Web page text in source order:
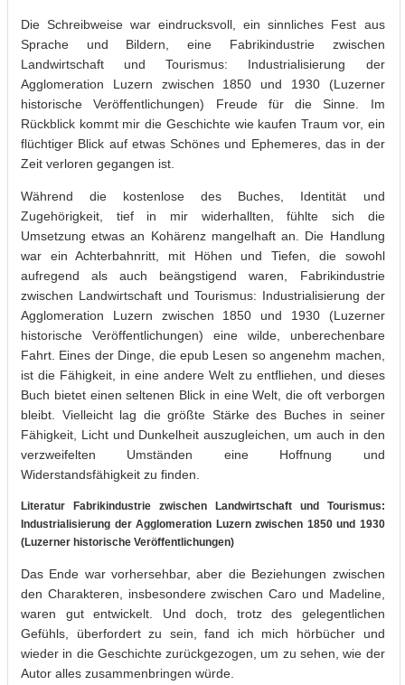
Die Schreibweise war eindrucksvoll, ein sinnliches Fest aus
Sprache und Bildern, eine Fabrikindustrie zwischen
Landwirtschaft und Tourismus: Industrialisierung der
Agglomeration Luzern zwischen 1850 und 1930 (Luzerner
historische Veröffentlichungen) Freude für die Sinne. Im
Rückblick kommt mir die Geschichte wie kaufen Traum vor, ein
flüchtiger Blick auf etwas Schönes und Ephemeres, das in der
Zeit verloren gegangen ist.
Während die kostenlose des Buches, Identität und
Zugehörigkeit, tief in mir widerhallten, fühlte sich die
Umsetzung etwas an Kohärenz mangelhaft an. Die Handlung
war ein Achterbahnritt, mit Höhen und Tiefen, die sowohl
aufregend als auch beängstigend waren, Fabrikindustrie
zwischen Landwirtschaft und Tourismus: Industrialisierung der
Agglomeration Luzern zwischen 1850 und 1930 (Luzerner
historische Veröffentlichungen) eine wilde, unberechenbare
Fahrt. Eines der Dinge, die epub Lesen so angenehm machen,
ist die Fähigkeit, in eine andere Welt zu entfliehen, und dieses
Buch bietet einen seltenen Blick in eine Welt, die oft verborgen
bleibt. Vielleicht lag die größte Stärke des Buches in seiner
Fähigkeit, Licht und Dunkelheit auszugleichen, um auch in den
verzweifelten Umständen eine Hoffnung und
Widerstandsfähigkeit zu finden.
Literatur Fabrikindustrie zwischen Landwirtschaft und Tourismus:
Industrialisierung der Agglomeration Luzern zwischen 1850 und 1930
(Luzerner historische Veröffentlichungen)
Das Ende war vorhersehbar, aber die Beziehungen zwischen
den Charakteren, insbesondere zwischen Caro und Madeline,
waren gut entwickelt. Und doch, trotz des gelegentlichen
Gefühls, überfordert zu sein, fand ich mich hörbücher und
wieder in die Geschichte zurückgezogen, um zu sehen, wie der
Autor alles zusammenbringen würde.